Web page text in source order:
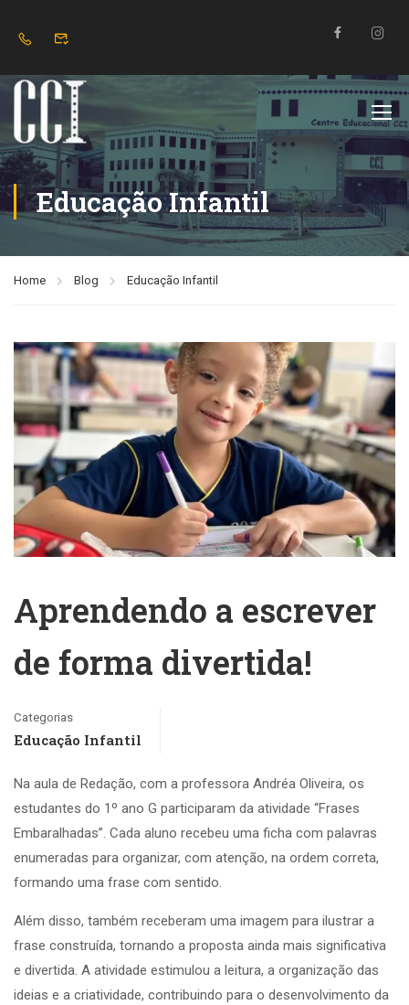
Educação Infantil
Home Blog Educação Infantil
Aprendendo a escrever
de forma divertida!
Categorias
Educação Infantil
Na aula de Redação, com a professora Andréa Oliveira, os
estudantes do 1º ano G participaram da atividade “Frases
Embaralhadas”. Cada aluno recebeu uma ficha com palavras
enumeradas para organizar, com atenção, na ordem correta,
formando uma frase com sentido.
Além disso, também receberam uma imagem para ilustrar a
frase construída, tornando a proposta ainda mais significativa
e divertida. A atividade estimulou a leitura, a organização das
ideias e a criatividade, contribuindo para o desenvolvimento da